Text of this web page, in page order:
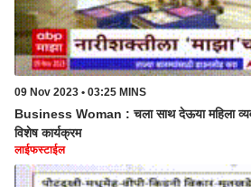
09 Nov 2023 • 03:25 MINS
Business Woman : चला साथ देऊया महिला
विशेष कार्यक्रम
लाईफस्टाईल